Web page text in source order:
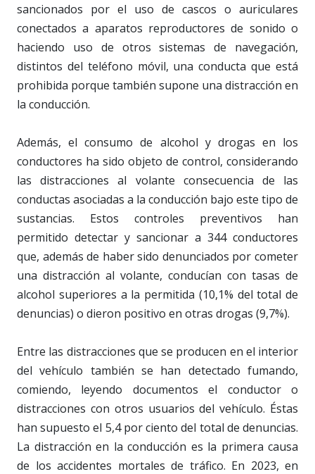
sancionados por el uso de cascos o auriculares
conectados a aparatos reproductores de sonido o
haciendo uso de otros sistemas de navegación,
distintos del teléfono móvil, una conducta que está
prohibida porque también supone una distracción en
la conducción.
Además, el consumo de alcohol y drogas en los
conductores ha sido objeto de control, considerando
las distracciones al volante consecuencia de las
conductas asociadas a la conducción bajo este tipo de
sustancias. Estos controles preventivos han
permitido detectar y sancionar a 344 conductores
que, además de haber sido denunciados por cometer
una distracción al volante, conducían con tasas de
alcohol superiores a la permitida (10,1% del total de
denuncias) o dieron positivo en otras drogas (9,7%).
Entre las distracciones que se producen en el interior
del vehículo también se han detectado fumando,
comiendo, leyendo documentos el conductor o
distracciones con otros usuarios del vehículo. Éstas
han supuesto el 5,4 por ciento del total de denuncias.
La distracción en la conducción es la primera causa
de los accidentes mortales de tráfico. En 2023, en